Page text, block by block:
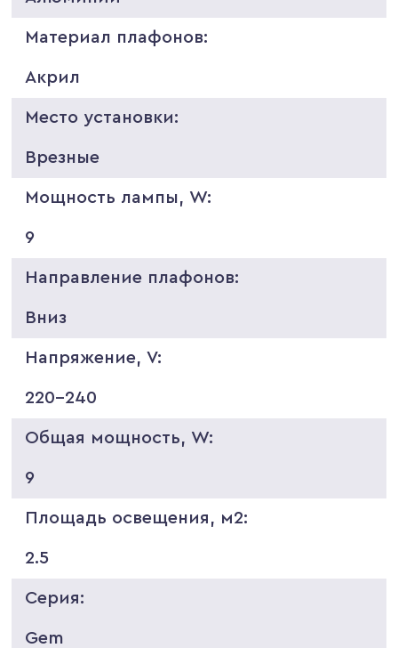
Материал плафонов:
Акрил
Место установки:
Врезные
Мощность лампы, W:
9
Направление плафонов:
Вниз
Напряжение, V:
220-240
Общая мощность, W:
9
Площадь освещения, м2:
2.5
Серия:
Gem